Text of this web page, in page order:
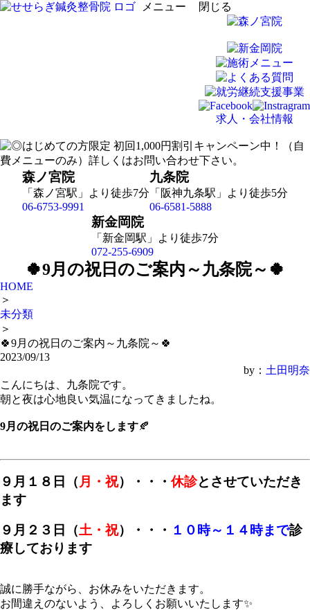
メニュー 閉じる
求人・会社情報
森ノ宮院
「森ノ宮駅」より徒歩7分
06-6753-9991
九条院
「阪神九条駅」より徒歩5分
06-6581-5888
新金岡院
「新金岡駅」より徒歩7分
072-255-6909
🍀9月の祝日のご案内～九条院～🍀
HOME
＞
未分類
＞
🍀9月の祝日のご案内～九条院～🍀
2023/09/13
by： 土田明奈
こんにちは、九条院です。
朝と夜は心地良い気温になってきましたね。
9月の祝日のご案内をします🍂
９月１８日（ 月・祝）・・・ 休診とさせていただき
ます
９月２３日（土・祝）・・・ １０時～１４時まで診
療しております
誠に勝手ながら、お休みをいただきます。
お間違えのないよう、よろしくお願いいたします✨